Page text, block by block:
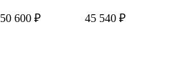
50 600 ₽ 45 540 ₽